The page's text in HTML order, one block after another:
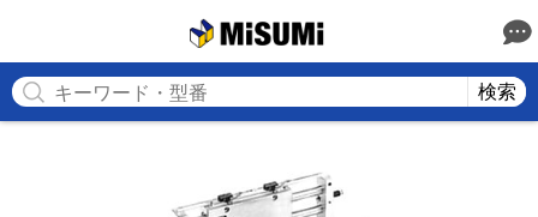
検索